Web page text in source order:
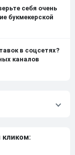
себя очень
букмекерской
в соцсетях?
каналов